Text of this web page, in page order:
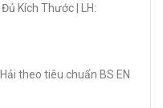
Kích Thước | LH:
theo tiêu chuẩn BS EN